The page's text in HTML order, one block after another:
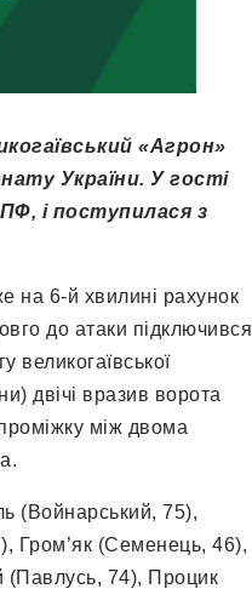
«Агрон»
України. У гості
і поступилася з
на 6-й хвилині рахунок
до атаки підключився
великогаївської
двічі вразив ворота
між двома
(Войнарський, 75),
Гром’як (Семенець, 46),
(Павлусь, 74), Процик